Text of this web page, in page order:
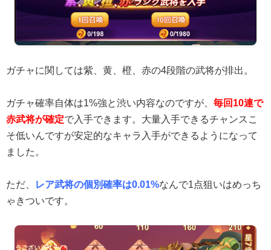
ガチャに関しては紫、黄、橙、赤の4段階の武将が排出。
ガチャ確率自体は1%強と渋い内容なのですが、 毎回10連で
赤武将が確定で入手できます。大量入手できるチャンスこ
そ低いんですが安定的なキャラ入手ができるようになって
ました。
ただ、 レア武将の個別確率は0.01%なんで1点狙いはめっち
ゃきついです。